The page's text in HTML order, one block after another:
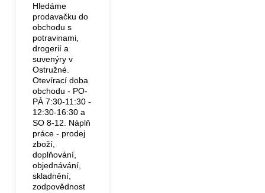
Hledáme
prodavačku do
obchodu s
potravinami,
drogerií a
suvenýry v
Ostružné.
Otevírací doba
obchodu - PO-
PÁ 7:30-11:30 -
12:30-16:30 a
SO 8-12. Náplň
práce - prodej
zboží,
doplňování,
objednávání,
skladnění,
zodpovědnost